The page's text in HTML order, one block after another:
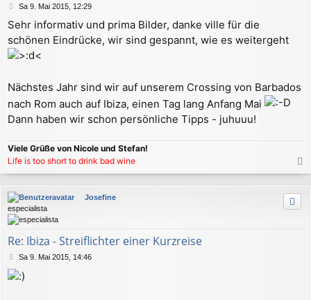
B
i
t
r
a
Sa 9. Mai 2015, 12:29
Sehr informativ und prima Bilder, danke ville für die
schönen Eindrücke, wir sind gespannt, wie es weitergeht
Nächstes Jahr sind wir auf unserem Crossing von Barbados
nach Rom auch auf Ibiza, einen Tag lang Anfang Mai
Dann haben wir schon persönliche Tipps - juhuuu!
Viele Grüße von Nicole und Stefan!
Life is too short to drink bad wine
a
c
Josefine
especialista
Re: Ibiza - Streiflichter einer Kurzreise
B
e
i
Sa 9. Mai 2015, 14:46